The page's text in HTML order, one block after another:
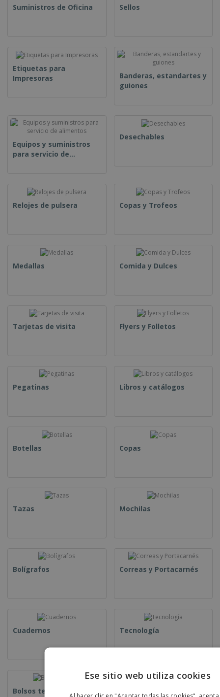
Suministros de Oficina Sellos
Etiquetas para
Impresoras
Banderas, estandartes y
guiones
Equipos y suministros
para servicio de
Desechables
Relojes de pulsera Copas y Trofeos
Medallas Comida y Dulces
Tarjetas de visita Flyers y Folletos
Pegatinas Libros y catálogos
Botellas Copas
Tazas Mochilas
Bolígrafos Correas y Portacarnés
Cuadernos Tecnología
Bolsos tejidos Bolsas de Papel
Ese sitio web utiliza cookies
Al hacer clic en "Aceptar todas las cookies",